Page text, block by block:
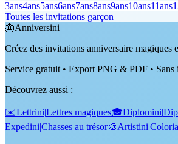
3ans4ans5ans6ans7ans8ans9ans10ans11ans
Toutes les invitations garçon
🎂Anniversini
Créez des invitations anniversaire magiques
Service gratuit • Export PNG & PDF • Sans
Découvrez aussi :
✉️Lettrini|Lettres magiques🎓Diplomini|
Expedini|Chasses au trésor🎨Artistini|